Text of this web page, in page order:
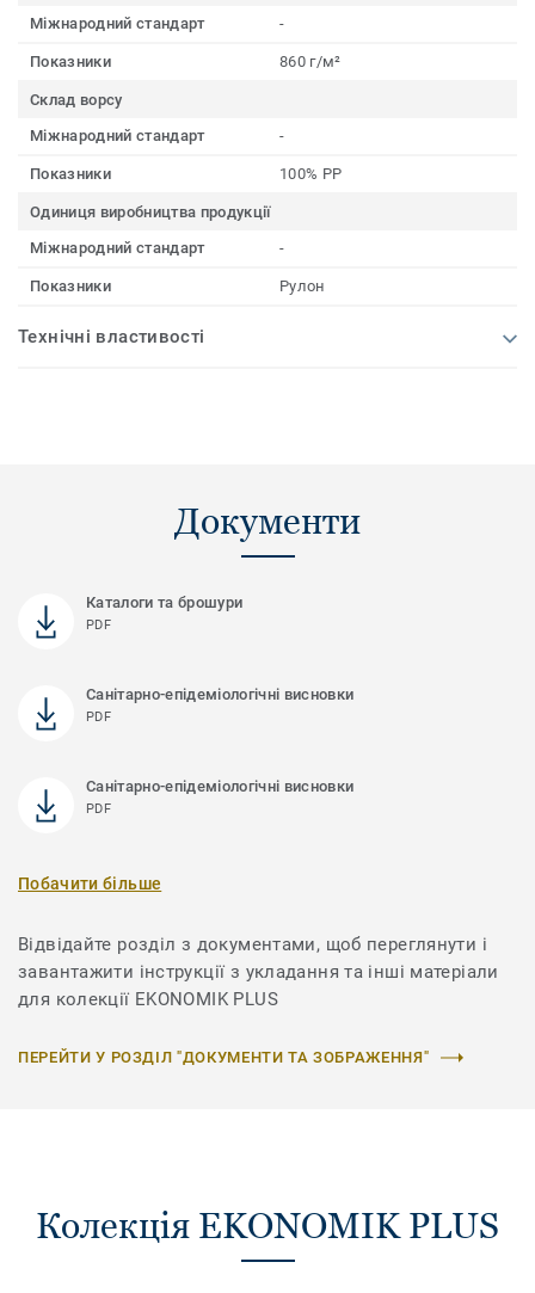
Міжнародний стандарт
-
Показники 860 г/м²
Склад ворсу
Міжнародний стандарт
-
Показники 100% PP
Одиниця виробництва продукції
Міжнародний стандарт
-
Показники Рулон
Технічні властивості
Документи
Каталоги та брошури
PDF
Санітарно-епідеміологічні висновки
PDF
Санітарно-епідеміологічні висновки
PDF
Побачити більше
Відвідайте розділ з документами, щоб переглянути і
завантажити інструкції з укладання та інші матеріали
для колекції EKONOMIK PLUS
ПЕРЕЙТИ У РОЗДІЛ "ДОКУМЕНТИ ТА ЗОБРАЖЕННЯ"
Колекція EKONOMIK PLUS